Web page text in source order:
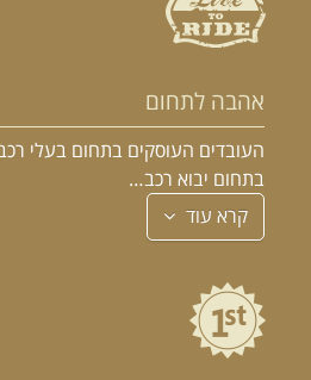
אהבה לתחום
העובדים העוסקים בתחום בעלי
בתחום יבוא רכב…
קרא עוד